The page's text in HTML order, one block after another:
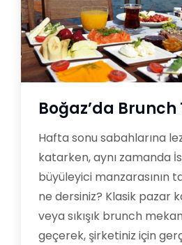
Boğaz’da Brunch
Hafta sonu sabahlarına
katarken, aynı zamanda
büyüleyici manzarasının
ne dersiniz? Klasik pazar
veya sıkışık brunch
geçerek, şirketiniz için